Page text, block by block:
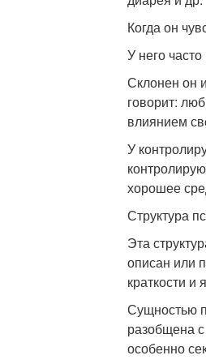
Когда он
У него
Склонен он
говорит:
влиянием
У
хорошее
Структура
Эта
описан или
краткости
Сущностью
разобщена с
особенно